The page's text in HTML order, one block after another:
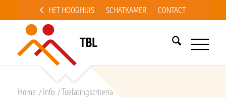
HET HOOGHUIS SCHATKAMER CONTACT
Home /Info /Toelatingscriteria